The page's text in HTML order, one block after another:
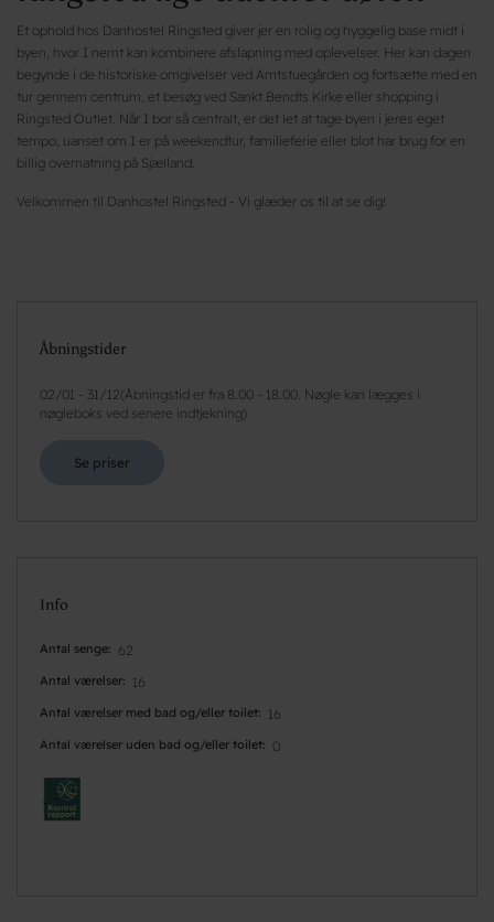
Et ophold hos Danhostel Ringsted giver jer en rolig og hyggelig base midt i
byen, hvor I nemt kan kombinere afslapning med oplevelser. Her kan dagen
begynde i de historiske omgivelser ved Amtstuegården og fortsætte med en
tur gennem centrum, et besøg ved Sankt Bendts Kirke eller shopping i
Ringsted Outlet. Når I bor så centralt, er det let at tage byen i jeres eget
tempo, uanset om I er på weekendtur, familieferie eller blot har brug for en
billig overnatning på Sjælland.
Velkommen til Danhostel Ringsted - Vi glæder os til at se dig!
Åbningstider
02/01 - 31/12(Åbningstid er fra 8.00 - 18.00. Nøgle kan lægges i
nøgleboks ved senere indtjekning)
Se priser
Info
Antal senge 62
Antal værelser 16
Antal værelser med bad og/eller toilet 16
Antal værelser uden bad og/eller toilet 0